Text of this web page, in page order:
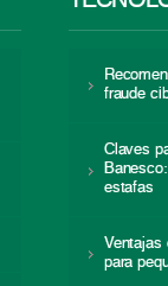
fraude
Claves
estafas
Ventajas
para